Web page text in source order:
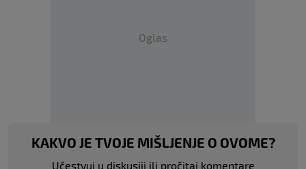
Oglas
KAKVO JE TVOJE MIŠLJENJE O OVOME?
Učestvuj u diskusiji ili pročitaj komentare